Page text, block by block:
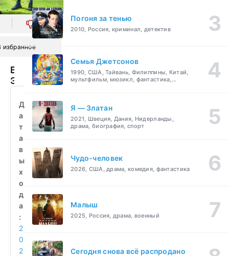
0
избранное
Время
Эплдог
ДТ
(2021)
смотреть
бесплатно
Д
а
т
а
в
ы
х
о
д
а
:
2
0
2
Погоня за тенью
2010, Россия, криминал, детектив
Семья Джетсонов
1990, США, Тайвань, Филиппины, Китай,
мультфильм, мюзикл, фантастика,
Я — Златан
2021, Швеция, Дания, Нидерланды,
драма, биография, спорт
Чудо-человек
2026, США, драма, комедия, фантастика
Малыш
2025, Россия, драма, военный
Сегодня снова всё распродано